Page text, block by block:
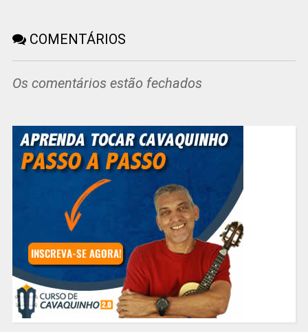
COMENTÁRIOS
Os comentários estão fechados